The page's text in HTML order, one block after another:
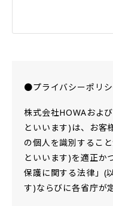
●プライバシーポリ
株式会社HOWAおよ
といいます)は、お客
の個人を識別するこ
といいます)を適正か
保護に関する法律」(
す)ならびに各省庁が